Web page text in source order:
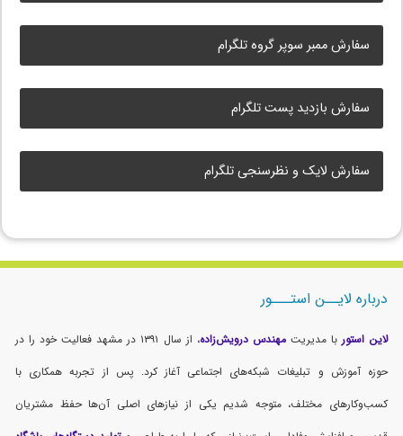
سفارش ممبر سوپر گروه تلگرام
سفارش بازدید پست تلگرام
سفارش لایک و نظرسنجی تلگرام